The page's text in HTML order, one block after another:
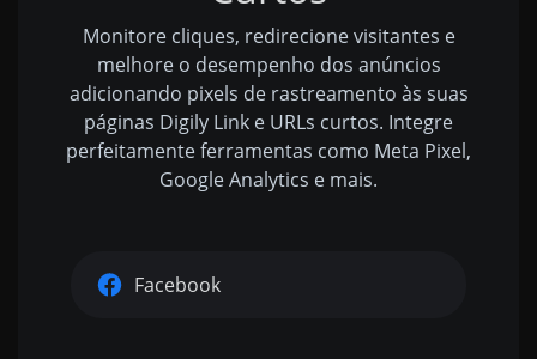
Monitore cliques, redirecione visitantes e
melhore o desempenho dos anúncios
adicionando pixels de rastreamento às suas
páginas Digily Link e URLs curtos. Integre
perfeitamente ferramentas como Meta Pixel,
Google Analytics e mais.
Facebook